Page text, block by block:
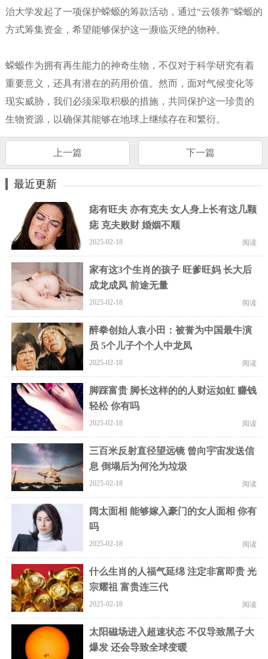
治大学发起了一项保护蝾螈的筹款活动，通过“云领养”蝾螈的
方式筹集资金，希望能够保护这一濒临灭绝的物种。
蝾螈作为拥有再生能力的神奇生物，不仅对于科学研究有着
重要意义，还具有潜在的药用价值。然而，面对气候变化等
现实威胁，我们必须采取积极的措施，共同保护这一珍贵的
生物资源，以确保其能够在地球上继续存在和繁衍。
上一篇 下一篇
最近更新
痣有旺夫 亦有克夫 女人身上长有这几颗
痣 克夫败财 婚姻不顺
2025-02-18 阅读
家有这3个生肖的孩子 旺爹旺妈 长大后
成龙成凤 前途无量
2025-02-18 阅读
醉拳创始人袁小田：被誉为中国最牛演
员 5个儿子个个人中龙凤
2025-02-18 阅读
脚踩富贵 脚长这样的的人财运如虹 赚钱
轻松 你有吗
2025-02-18 阅读
三百米反射直径望远镜 曾向宇宙发送信
息 倒塌后为何沦为垃圾
2025-02-18 阅读
阔太面相 能够嫁入豪门的女人面相 你有
吗
2025-02-18 阅读
什么生肖的人福气延绵 注定非富即贵 光
宗耀祖 富贵连三代
2025-02-18 阅读
太阳磁场进入超速状态 不仅导致黑子大
爆发 还会导致全球变暖